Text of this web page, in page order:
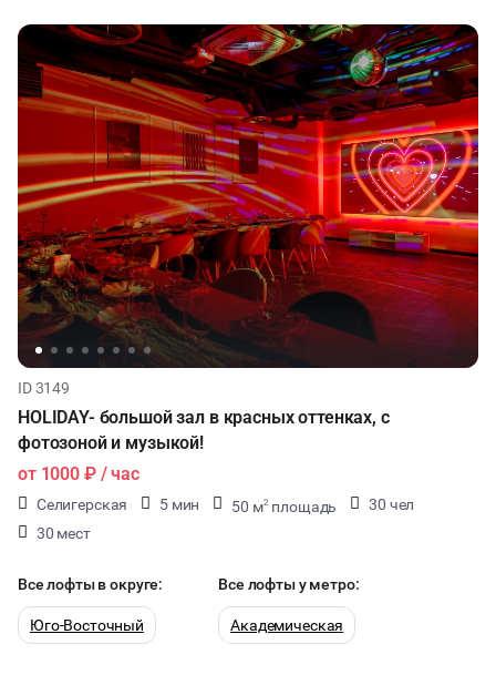
ID 3149
HOLIDAY- большой зал в красных оттенках, с
фотозоной и музыкой!
от 1000 ₽/ час
Селигерская 5 мин 50 м2 площадь
30 чел
30 мест
Все лофты в округе:
Юго-Восточный
Все лофты у метро:
Академическая